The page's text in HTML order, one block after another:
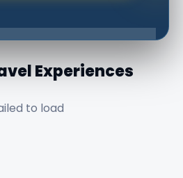
Experiences
to load